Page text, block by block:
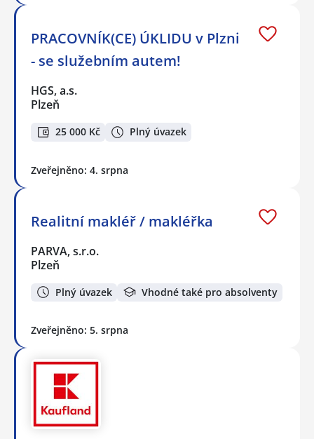
PRACOVNÍK(CE) ÚKLIDU v Plzni
- se služebním autem!
HGS, a.s.
Plzeň
25 000 Kč Plný úvazek
Zveřejněno: 4. srpna
Realitní makléř / makléřka
PARVA, s.r.o.
Plzeň
Plný úvazek Vhodné také pro absolventy
Zveřejněno: 5. srpna